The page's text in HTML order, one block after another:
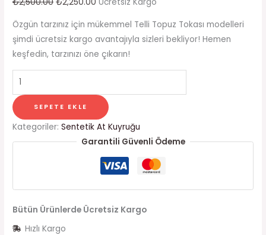
Özgün tarzınız için mükemmel Telli Topuz Tokası modelleri
şimdi ücretsiz kargo avantajıyla sizleri bekliyor! Hemen
keşfedin, tarzınızı öne çıkarın!
SEPETE EKLE
Kategoriler:Sentetik At Kuyruğu
Garantili Güvenli Ödeme
Bütün Ürünlerde Ücretsiz Kargo
Hızlı Kargo